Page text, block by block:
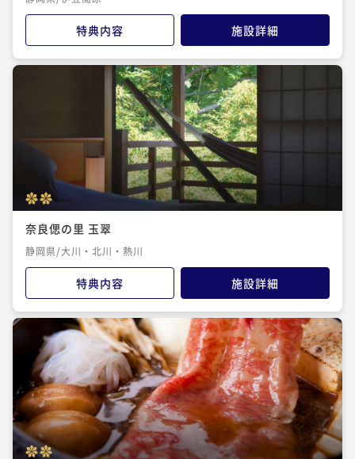
特典内容 施設詳細
奈良偲の里 玉翠
静岡県/大川・北川・熱川
特典内容 施設詳細